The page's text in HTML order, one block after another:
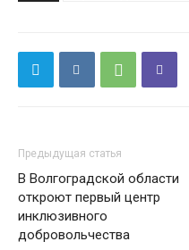
Предыдущая статья
В Волгоградской области
откроют первый центр
инклюзивного
добровольчества